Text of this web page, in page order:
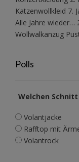
Katzenwollkleid 7.
Alle Jahre wieder…
Wollwalkanzug
Polls
Welchen
Volantjacke
Rafftop mit
Volantrock